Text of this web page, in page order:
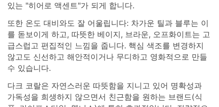
있는 "히어로 액센트"가 되게 합니다.
또한 온도 대비와도 잘 어울립니다: 차가운 틸과 블루는 이
를 돋보이게 하고, 따뜻한 베이지, 브라운, 오프화이트는 고
급스럽고 편집적인 느낌을 줍니다. 핵심 색조를 변경하지
않고도 신선하고 해안적이거나 무디하고 영화적으로 만들
수 있습니다.
다크 코랄은 자연스러운 따뜻함을 지니고 있어 명확성과
가독성을 희생하지 않으면서 친근함을 원하는 브랜드(식